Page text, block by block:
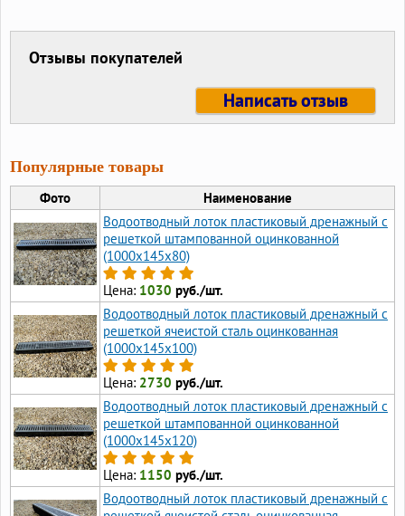
Отзывы покупателей
Написать отзыв
Популярные товары
Фото
Наименование
Водоотводный лоток пластиковый дренажный с
решеткой штампованной оцинкованной
(1000x145x80)
Цена: 1030 руб./шт.
Водоотводный лоток пластиковый дренажный с
решеткой ячеистой сталь оцинкованная
(1000x145x100)
Цена: 2730 руб./шт.
Водоотводный лоток пластиковый дренажный с
решеткой штампованной оцинкованной
(1000x145x120)
Цена: 1150 руб./шт.
Водоотводный лоток пластиковый дренажный с